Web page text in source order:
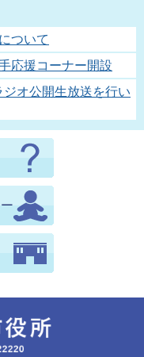
ついて
応援コーナー開設
ジオ公開生放送を行い